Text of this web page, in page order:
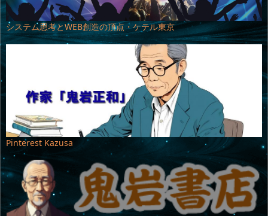
システム思考とWEB創造の頂点・ケテル東京
Pinterest Kazusa